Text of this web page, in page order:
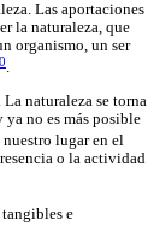
Las aportaciones
la naturaleza, que
organismo, un ser
.
naturaleza se torna
no es más posible
lugar en el
o la actividad
e